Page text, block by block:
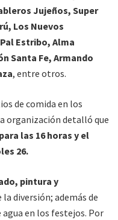
Jujeños, Super
Los Nuevos
Estribo, Alma
Santa Fe, Armando
, entre otros.
de comida en los
organización detalló que
las 16 horas y el
26.
pintura y
diversión; además de
en los festejos. Por